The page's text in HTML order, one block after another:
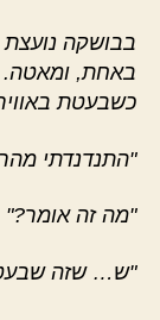
בבושקה
באחת,
כשבעטת
"התנדנדתי
"מה זה אומר?"
"ש… שזה